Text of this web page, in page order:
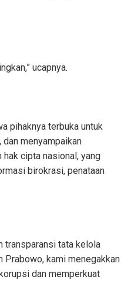
ucapnya.
pihaknya terbuka untuk
dan menyampaikan
cipta nasional, yang
birokrasi, penataan
transparansi tata kelola
Prabowo, kami menegakkan
dan memperkuat